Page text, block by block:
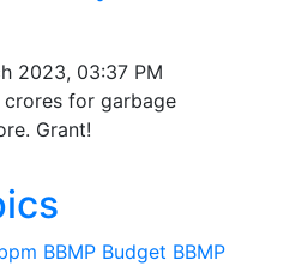
2023, 03:37 PM
crores for garbage
Grant!
BBMP Budget BBMP